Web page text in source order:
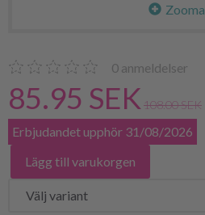
Zooma
0 anmeldelser
85.95 SEK 108.00 SEK
Erbjudandet upphör 31/08/2026
Lägg till varukorgen